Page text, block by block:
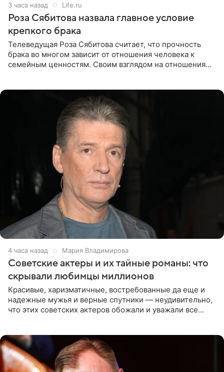
3 часа назад Life.ru
Роза Сябитова назвала главное условие
крепкого брака
Телеведущая Роза Сябитова считает, что прочность
брака во многом зависит от отношения человека к
семейным ценностям. Своим взглядом на отношения
4 часа назад Мария Владимирова
Советские актеры и их тайные романы: что
скрывали любимцы миллионов
Красивые, харизматичные, востребованные да еще и
надежные мужья и верные спутники — неудивительно,
что этих советских актеров обожали и уважали все